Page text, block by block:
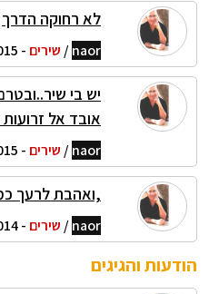
לא רחוקה הדרך
naor
/שירים - 03/05/2015 16:24
יש בי
אובד אל זרועות
naor
/שירים - 04/03/2015 17:09
,ואהבת לרעך
naor
/שירים - 10/12/2014 11:51
הודעות והגיגים